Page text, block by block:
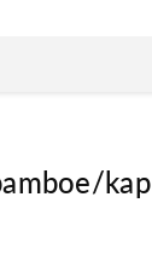
kap